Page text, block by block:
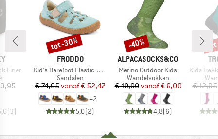
Liner
(3)
MERK
FRODDO
Artikel
Kid's Barefoot Elastic Sandal
Productgroep
Sandalen
Prijs
€ 74,95 Verlaagde prijs
vanaf€ 52,47
+2
5,0(2)
Korting
tot -30%
MERK
ALPACASOCKS&CO
Artikel
Merino Outdoor Kids
Productgroep
Wandelsokken
Prijs
€ 10,00 Verlaagde prijs
vanaf€ 6,00
4,8(6)
Korting
-40%
Artikel
Kids Trekking
€ 12,95